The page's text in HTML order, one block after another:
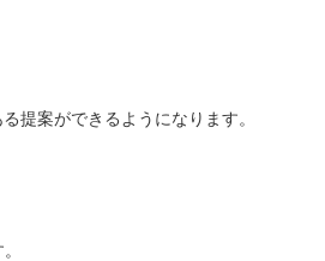
提案ができるようになります。